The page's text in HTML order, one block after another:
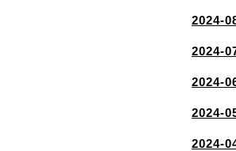
2024-
2024-
2024-
2024-
2024-